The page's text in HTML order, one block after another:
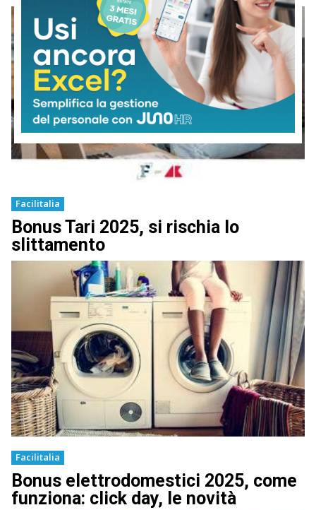
Facilitalia
Bonus Tari 2025, si rischia lo
slittamento
Facilitalia
Bonus elettrodomestici 2025, come
funziona: click day, le novità